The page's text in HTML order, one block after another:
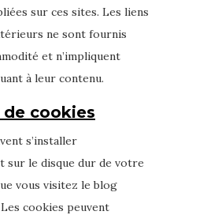
sur ces sites. Les liens
ne sont fournis
et n’impliquent
à leur contenu.
cookies
s’installer
sur le disque dur de votre
vous visitez le blog
cookies peuvent